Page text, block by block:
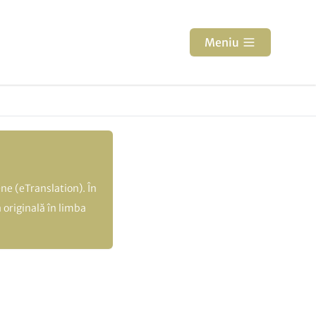
Meniu
(eTranslation). În
originală în limba